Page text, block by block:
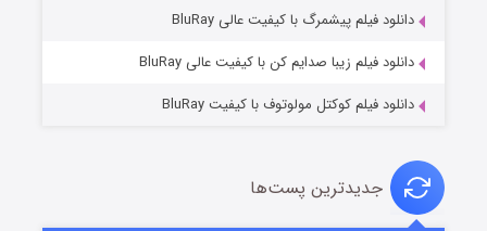
دانلود فیلم پیشمرگ با کیفیت عالی BluRay
دانلود فیلم زیبا صدایم کن با کیفیت عالی BluRay
دانلود فیلم کوکتل مولوتوف با کیفیت BluRay
جدیدترین پست‌ها